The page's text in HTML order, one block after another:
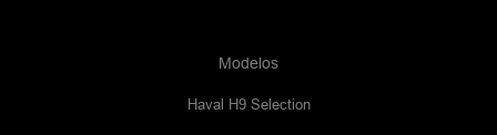
Modelos
Haval H9 Selection